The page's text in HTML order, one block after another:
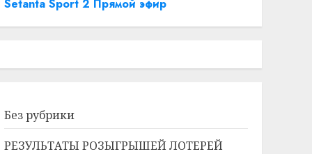
Setanta Sport 2 Прямой эфир
Без рубрики
РЕЗУЛЬТАТЫ РОЗЫГРЫШЕЙ ЛОТЕРЕЙ